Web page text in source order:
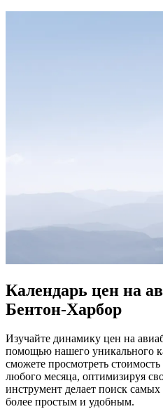
Календарь цен на
Бентон-Харбор
Изучайте динамику цен на
помощью нашего уникального
сможете просмотреть
любого месяца, оптимизируя
инструмент делает поиск
более простым и удобным.